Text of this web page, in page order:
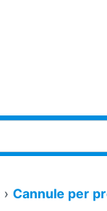
› Cannule per